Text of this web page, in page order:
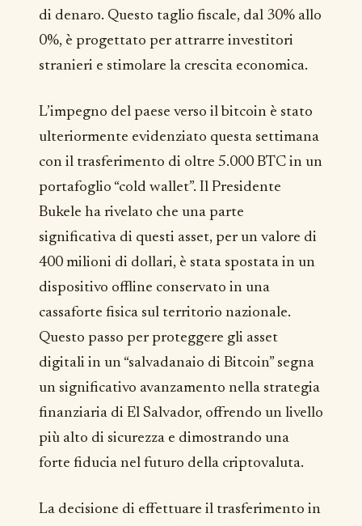
di denaro. Questo taglio fiscale, dal 30% allo
0%, è progettato per attrarre investitori
stranieri e stimolare la crescita economica.
L’impegno del paese verso il bitcoin è stato
ulteriormente evidenziato questa settimana
con il trasferimento di oltre 5.000 BTC in un
portafoglio “cold wallet”. Il Presidente
Bukele ha rivelato che una parte
significativa di questi asset, per un valore di
400 milioni di dollari, è stata spostata in un
dispositivo offline conservato in una
cassaforte fisica sul territorio nazionale.
Questo passo per proteggere gli asset
digitali in un “salvadanaio di Bitcoin” segna
un significativo avanzamento nella strategia
finanziaria di El Salvador, offrendo un livello
più alto di sicurezza e dimostrando una
forte fiducia nel futuro della criptovaluta.
La decisione di effettuare il trasferimento in